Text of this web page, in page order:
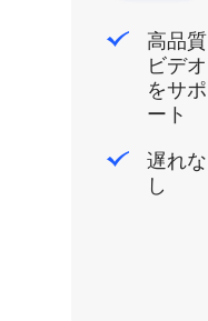
高品質
ビデオ
をサポ
ート
遅れな
し